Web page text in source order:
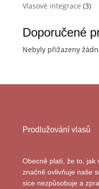
Vlasové integrace (3)
Doporučené
Nebyly přižazeny
Prodlužování vlasů
Obecně platí, že to, jak
značně ovlivňuje naše
sice nezpůsobuje a